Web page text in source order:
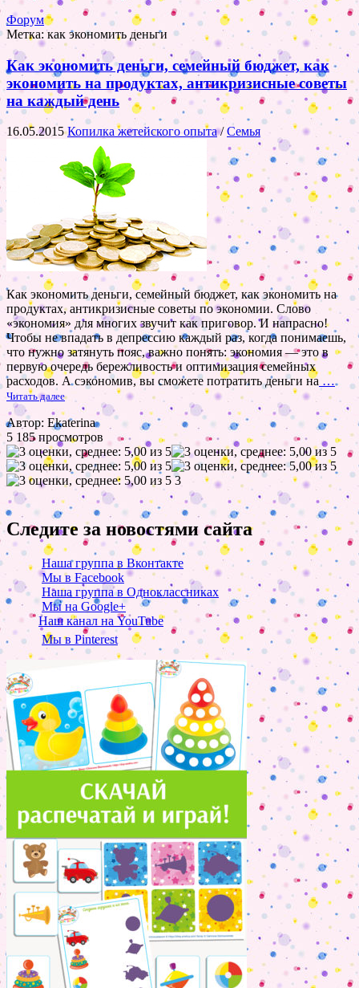
Форум
Метка:как экономить деньги
Как экономить деньги, семейный бюджет, как
экономить на продуктах, антикризисные советы
на каждый день
16.05.2015Копилка жетейского опыта/Семья
Как экономить деньги, семейный бюджет, как экономить на
продуктах, антикризисные советы по экономии. Слово
«экономия» для многих звучит как приговор. И напрасно!
Чтобы не впадать в депрессию каждый раз, когда понимаешь,
что нужно затянуть пояс, важно понять: экономия — это в
первую очередь бережливость и оптимизация семейных
расходов. А сэкономив, вы сможете потратить деньги на …
Читать далее
Автор: Ekaterina
5 185 просмотров
3
Следите за новостями сайта
Наша группа в Вконтакте
Мы в Facebook
Наша группа в Одноклассниках
Мы на Google+
Наш канал на YouTube
Мы в Pinterest